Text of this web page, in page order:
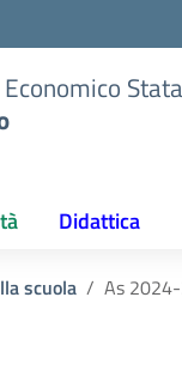
Didattica
scuola As